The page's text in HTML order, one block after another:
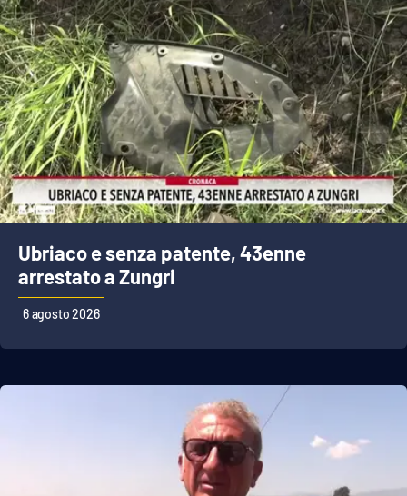
Ilvibonese.it
Catanzarochannel.it
APP
Android
Apple
Ubriaco e senza patente, 43enne
arrestato a Zungri
6 agosto 2026